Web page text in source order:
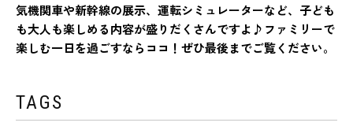
気機関車や新幹線の展示、運転シミュレーターなど、子ども
も大人も楽しめる内容が盛りだくさんですよ♪ファミリーで
楽しむ一日を過ごすならココ！ぜひ最後までご覧ください。
TAGS